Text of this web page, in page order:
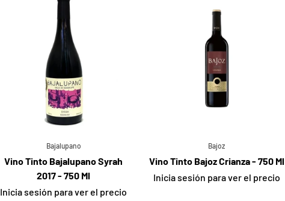
Bajalupano
Vino Tinto Bajalupano Syrah
2017 - 750 Ml
Inicia sesión para ver el precio
Bajoz
Vino Tinto Bajoz Crianza - 750 Ml
Inicia sesión para ver el precio